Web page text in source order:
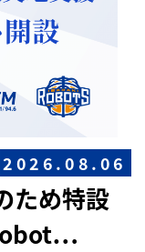
2026.08.06
ため特設